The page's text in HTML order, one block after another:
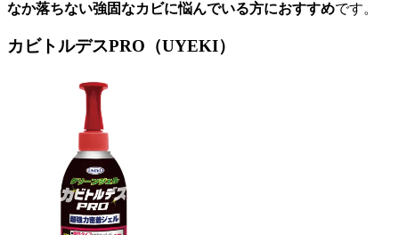
なか落ちない強固なカビに悩んでいる方におすすめです。
カビトルデスPRO（UYEKI）